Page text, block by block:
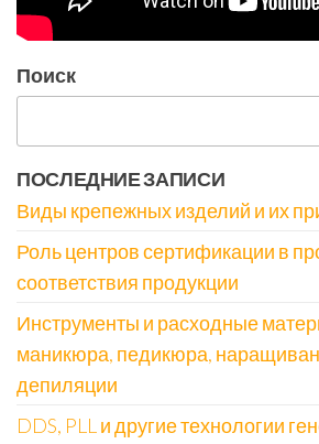
Поиск
ПОСЛЕДНИЕ ЗАПИСИ
Виды крепежных изделий и их
Роль центров сертификации в
соответствия продукции
Инструменты и расходные
маникюра, педикюра,
депиляции
DDS, PLL и другие технологии